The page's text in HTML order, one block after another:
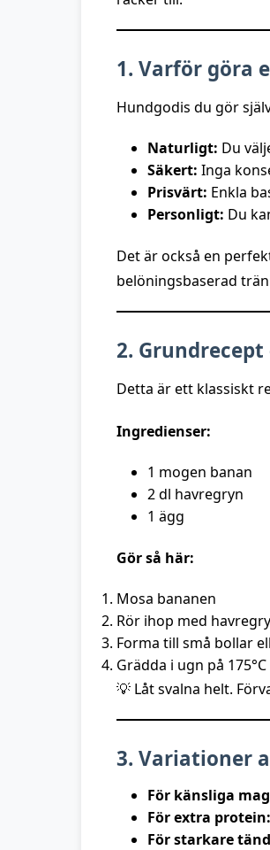
1. Varför göra
Hundgodis du gör
Naturligt: Du
Säkert: Inga
Prisvärt: Enkla
Personligt: Du
Det är också en
belöningsbaserad
2.
Detta är ett klassiskt
Ingredienser:
1 mogen banan
2 dl havregryn
1 ägg
Gör så här:
Mosa bananen
Rör ihop med
Forma till små bollar
Grädda i ugn på
💡 Låt svalna helt.
3. Variationer
För känsliga
För extra protein:
För starkare